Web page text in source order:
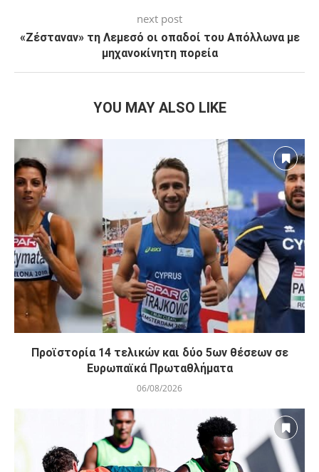
next post
«Ζέσταναν» τη Λεμεσό οι οπαδοί του Απόλλωνα με
μηχανοκίνητη πορεία
YOU MAY ALSO LIKE
Προϊστορία 14 τελικών και δύο 5ων θέσεων σε
Ευρωπαϊκά Πρωταθλήματα
06/08/2026